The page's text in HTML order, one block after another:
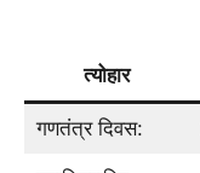
त्योहार
गणतंत्र दिवस: